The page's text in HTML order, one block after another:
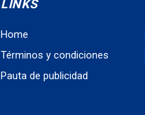
LINKS
Home
Términos y condiciones
Pauta de publicidad